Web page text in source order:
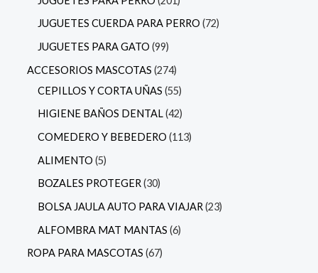
JUGUETES CUERDA PARA PERRO 72
JUGUETES PARA GATO 99
ACCESORIOS MASCOTAS 274
CEPILLOS Y CORTA UÑAS 55
HIGIENE BAÑOS DENTAL 42
COMEDERO Y BEBEDERO 113
ALIMENTO 5
BOZALES PROTEGER 30
BOLSA JAULA AUTO PARA VIAJAR 23
ALFOMBRA MAT MANTAS 6
ROPA PARA MASCOTAS 67